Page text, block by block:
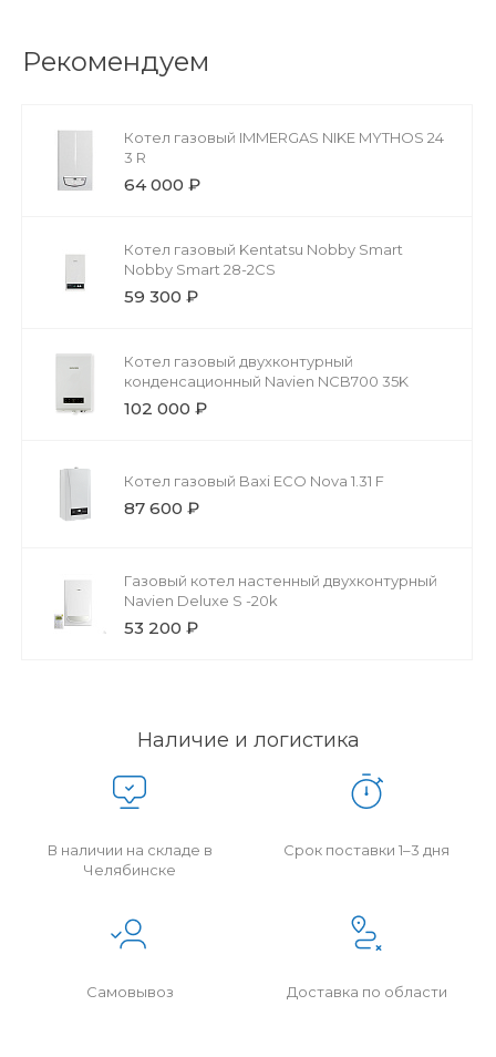
Рекомендуем
Котел газовый IMMERGAS NIKE MYTHOS 24
3 R
64 000 ₽
Котел газовый Kentatsu Nobby Smart
Nobby Smart 28-2CS
59 300 ₽
Котел газовый двухконтурный
конденсационный Navien NCB700 35K
102 000 ₽
Котел газовый Baxi ECO Nova 1.31 F
87 600 ₽
Газовый котел настенный двухконтурный
Navien Deluxe S -20k
53 200 ₽
Наличие и логистика
В наличии на складе в
Челябинске
Срок поставки 1–3 дня
Самовывоз Доставка по области